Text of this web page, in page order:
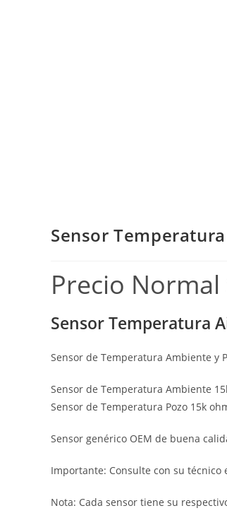
Sensor
Precio Normal
Sensor Temperatura
Sensor de Temperatura Ambiente y
Sensor de Temperatura Ambiente
Sensor de Temperatura Pozo 15k
Sensor genérico OEM de buena
Importante: Consulte con su técnico
Nota: Cada sensor tiene su